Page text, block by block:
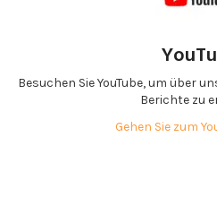
Besuchen Sie YouTube, um über
Berichte zu
Gehen Sie zum